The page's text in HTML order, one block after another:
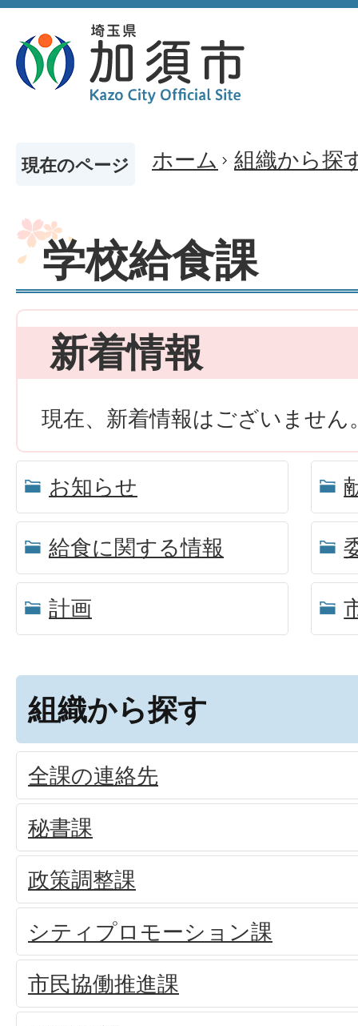
現在のページ ホーム 組織から探
学校給食課
新着情報
現在、新着情報はございません
お知らせ
給食に関する情報
計画
組織から探す
全課の連絡先
秘書課
政策調整課
シティプロモーション課
市民協働推進課